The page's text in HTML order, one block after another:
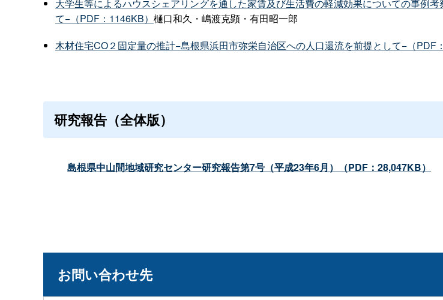
大学生等によるハウスシェアリングを通した家賃及び生活費の軽減効果についての事例
て−（PDF：1146KB） 樋口和久・嶋渡克顕・有田昭一郎
木材住宅CO２固定量の推計−島根県浜田市弥栄自治区への人口還流を前提として−（PDF
研究報告（全体版）
島根県中山間地域研究センター研究報告第7号（平成23年6月）（PDF：28,047KB）
お問い合わせ先